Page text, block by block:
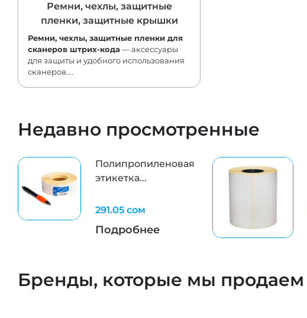
Ремни, чехлы, защитные
пленки, защитные крышки
Ремни, чехлы, защитные пленки для
сканеров штрих-кода — аксессуары
для защиты и удобного использования
сканеров....
Недавно просмотренные
Полипропиленовая
этикетка...
291.05 сом
Подробнее
Бренды, которые мы продаем